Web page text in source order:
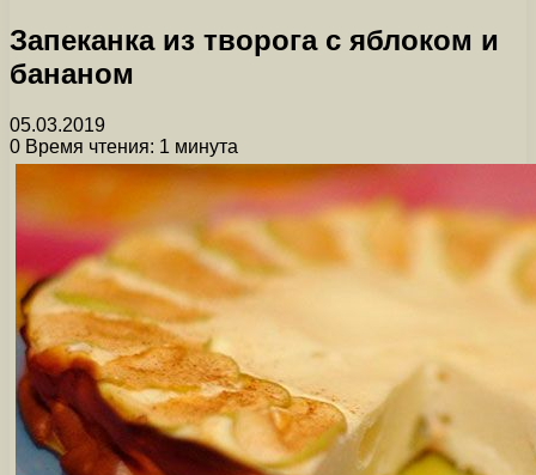
Запеканка из творога с яблоком и
бананом
05.03.2019
0 Время чтения: 1 минута